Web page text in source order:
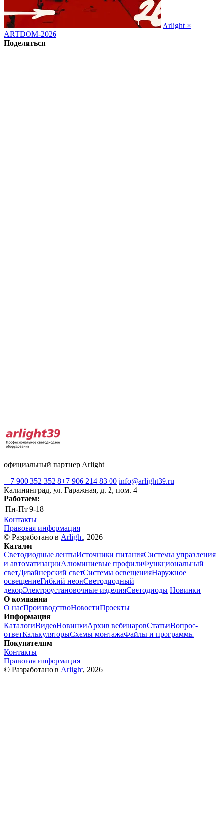
Arlight ×
ARTDOM-2026
Поделиться
официальный партнер Arlight
+ 7 900 352 352 8+7 906 214 83 00 info@arlight39.ru
Калининград, ул. Гаражная, д. 2, пом. 4
Работаем:
Пн-Пт 9-18
Контакты
Правовая информация
© Разработано в Arlight, 2026
Каталог
Светодиодные лентыИсточники питанияСистемы управления
и автоматизацииАлюминиевые профилиФункциональный
светДизайнерский светСистемы освещенияНаружное
освещениеГибкий неонСветодиодный
декорЭлектроустановочные изделияСветодиоды Новинки
О компании
О насПроизводствоНовостиПроекты
Информация
КаталогиВидеоНовинкиАрхив вебинаровСтатьиВопрос-
ответКалькуляторыСхемы монтажаФайлы и программы
Покупателям
Контакты
Правовая информация
© Разработано в Arlight, 2026